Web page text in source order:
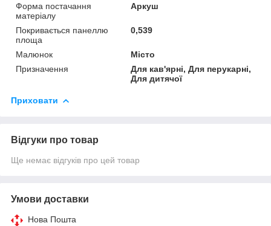
Форма постачання
матеріалу
Аркуш
Покривається панеллю
площа
0,539
Малюнок
Місто
Призначення
Для кав'ярні, Для перукарні,
Для дитячої
Приховати
Відгуки про товар
Ще немає відгуків про цей товар
Умови доставки
Нова Пошта